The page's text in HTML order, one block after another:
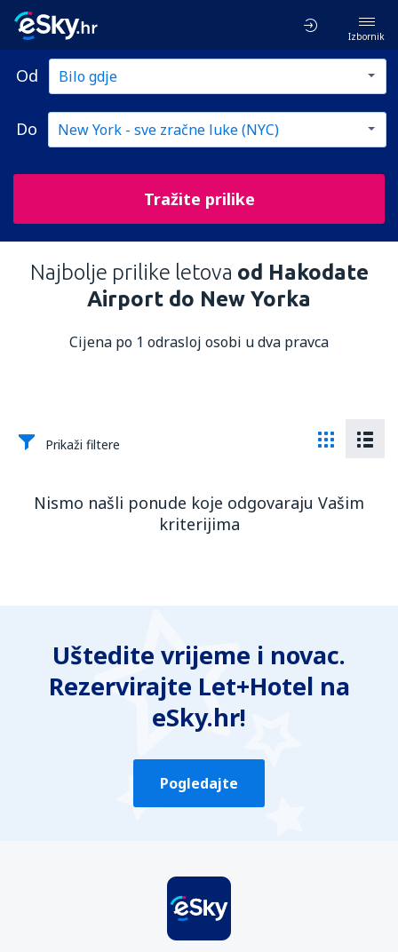
Izbornik
Od
Do
Tražite prilike
Najbolje prilike letova od Hakodate
Airport do New Yorka
Cijena po 1 odrasloj osobi u dva pravca
Prikaži filtere
Nismo našli ponude koje odgovaraju Vašim
kriterijima
Uštedite vrijeme i novac.
Rezervirajte Let+Hotel na
eSky.hr!
Pogledajte